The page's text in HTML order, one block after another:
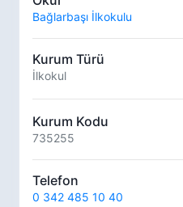
Bağlarbaşı İlkokulu
Kurum Türü
İlkokul
Kurum Kodu
735255
Telefon
0 342 485 10 40